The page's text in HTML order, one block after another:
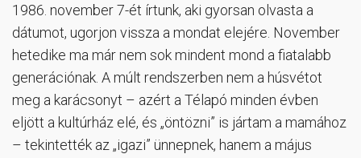
1986. november 7-ét írtunk, aki gyorsan olvasta a
dátumot, ugorjon vissza a mondat elejére. November
hetedike ma már nem sok mindent mond a fiatalabb
generációnak. A múlt rendszerben nem a húsvétot
meg a karácsonyt – azért a Télapó minden évben
eljött a kultúrház elé, és „öntözni” is jártam a mamához
– tekintették az „igazi” ünnepnek, hanem a május